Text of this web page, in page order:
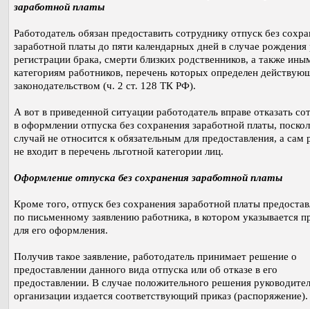
заработной платы
Работодатель обязан предоставить сотруднику отпуск без
заработной платы до пяти календарных дней в случае рождения
регистрации брака, смерти близких родственников, а также
категориям работников, перечень которых определен
законодательством (ч. 2 ст. 128 ТК РФ).
А вот в приведенной ситуации работодатель вправе отказать
в оформлении отпуска без сохранения заработной платы,
случай не относится к обязательным для предоставления, а сам
не входит в перечень льготной категории лиц.
Оформление отпуска без сохранения заработной платы
Кроме того, отпуск без сохранения заработной платы
по письменному заявлению работника, в котором указывается
для его оформления.
Получив такое заявление, работодатель принимает решение о
предоставлении данного вида отпуска или об отказе в его
предоставлении. В случае положительного решения
организации издается соответствующий приказ (распоряжение).